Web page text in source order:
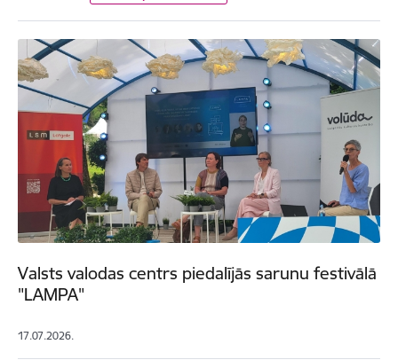
Valsts valodas centrs piedalījās sarunu festivālā
"LAMPA"
17.07.2026.